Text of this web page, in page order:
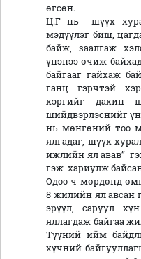
өгсөн.
Ц.Г нь шүүх
мэдүүлэг биш,
байж, заалгаж
үнэнээ өчиж
байгааг гайхаж
ганц гэрчтэй
хэргийг дахин
шийдвэрлэснийг
нь мөнгөний тоо
ялгадаг, шүүх
ижлийн ял авав”
гэж хариулж
Одоо ч мөрдөнд
8 жилийн ял авсан
эрүүл, саруул
яллагдаж байгаа
Түүний ийм
хүчний